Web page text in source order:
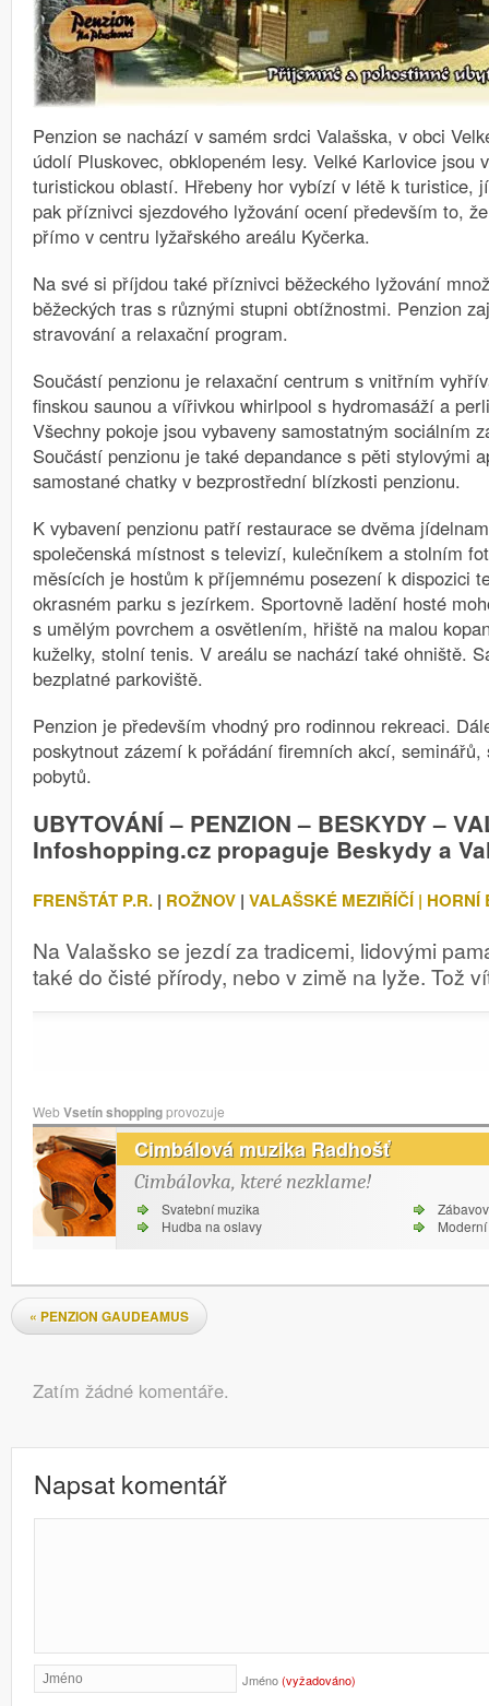
Penzion se nachází v samém srdci Valašska, v obci
údolí Pluskovec, obklopeném lesy. Velké Karlovice jsou
turistickou oblastí. Hřebeny hor vybízí v létě k turistice,
pak příznivci sjezdového lyžování ocení především to,
přímo v centru lyžařského areálu Kyčerka.
Na své si příjdou také příznivci běžeckého lyžování
běžeckých tras s různými stupni obtížnostmi. Penzion
stravování a relaxační program.
Součástí penzionu je relaxační centrum s vnitřním
finskou saunou a vířivkou whirlpool s hydromasáží a
Všechny pokoje jsou vybaveny samostatným sociálním
Součástí penzionu je také depandance s pěti stylovými
samostané chatky v bezprostřední blízkosti penzionu.
K vybavení penzionu patří restaurace se dvěma
společenská místnost s televizí, kulečníkem a stolním
měsících je hostům k příjemnému posezení k dispozici
okrasném parku s jezírkem. Sportovně ladění hosté
s umělým povrchem a osvětlením, hřiště na malou
kuželky, stolní tenis. V areálu se nachází také ohniště.
bezplatné parkoviště.
Penzion je především vhodný pro rodinnou rekreaci.
poskytnout zázemí k pořádání firemních akcí,
pobytů.
UBYTOVÁNÍ – PENZION – BESKYDY –
Infoshopping.cz propaguje Beskydy a
FRENŠTÁT P.R. | ROŽNOV | VALAŠSKÉ MEZIŘÍČÍ | HORNÍ
Na Valašsko se jezdí za tradicemi, lidovými
také do čisté přírody, nebo v zimě na lyže. Tož
WebVsetín shoppingprovozuje
Cimbálová muzika Radhošť
Cimbálovka, které nezklame!
Svatební muzika
Hudba na oslavy
Navigace pro příspěvky
« PENZION GAUDEAMUS
Komentáře
Zatím žádné komentáře.
Napsat komentář
Jméno(vyžadováno)